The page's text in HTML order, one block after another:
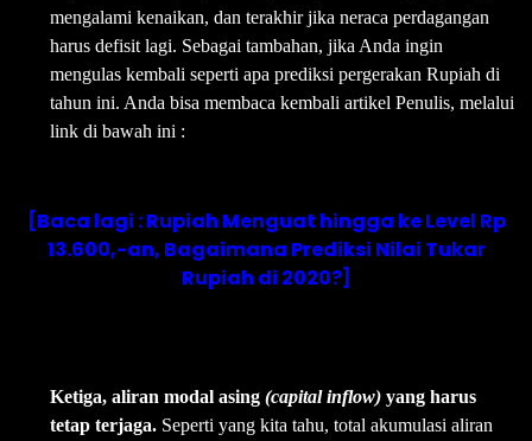
mengalami kenaikan, dan terakhir jika neraca perdagangan
harus defisit lagi. Sebagai tambahan, jika Anda ingin
mengulas kembali seperti apa prediksi pergerakan Rupiah di
tahun ini. Anda bisa membaca kembali artikel Penulis, melalui
link di bawah ini :
[Baca lagi : Rupiah Menguat hingga ke Level Rp
13.600,-an, Bagaimana Prediksi Nilai Tukar
Rupiah di 2020?]
Ketiga, aliran modal asing (capital inflow) yang harus
tetap terjaga. Seperti yang kita tahu, total akumulasi aliran